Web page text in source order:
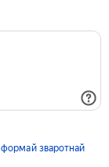
формай зваротнай